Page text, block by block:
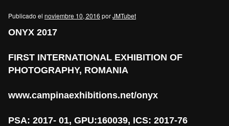
Publicado el noviembre 10, 2016 porJMTubet
ONYX 2017
FIRST INTERNATIONAL EXHIBITION OF
PHOTOGRAPHY, ROMANIA
www.campinaexhibitions.net/onyx
PSA: 2017- 01, GPU:160039, ICS: 2017-76